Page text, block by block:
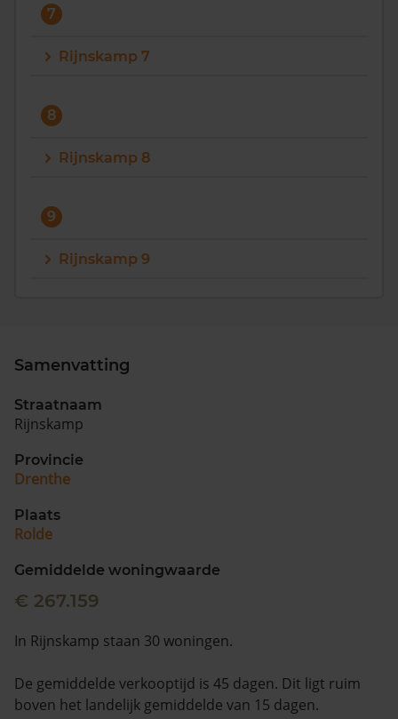
7
Rijnskamp 7
8
Rijnskamp 8
9
Rijnskamp 9
Samenvatting
Straatnaam
Rijnskamp
Provincie
Drenthe
Plaats
Rolde
Gemiddelde woningwaarde
€ 267.159
In Rijnskamp staan 30 woningen.
De gemiddelde verkooptijd is 45 dagen. Dit ligt ruim
boven het landelijk gemiddelde van 15 dagen.